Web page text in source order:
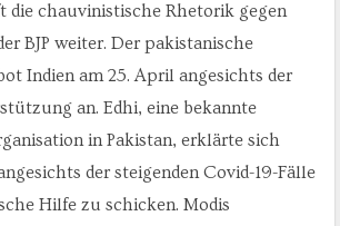
die chauvinistische Rhetorik gegen
BJP weiter. Der pakistanische
Indien am 25. April angesichts der
an. Edhi, eine bekannte
in Pakistan, erklärte sich
der steigenden Covid-19-Fälle
Hilfe zu schicken. Modis